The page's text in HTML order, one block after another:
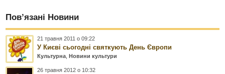
Пов’язані Новини
21 травня 2011 о 09:22
У Києві сьогодні святкують День Європи
Культурна ,Новини культури
26 травня 2012 о 10:32